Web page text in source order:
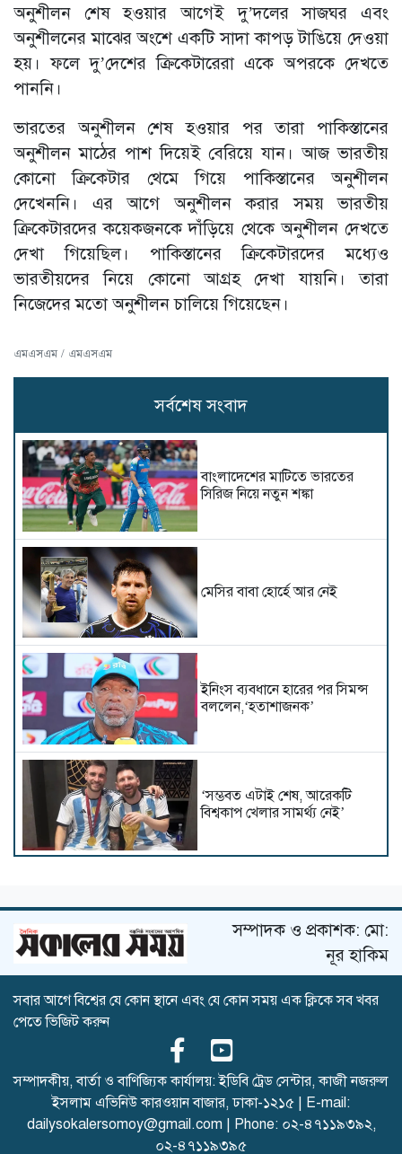
অনুশীলন শেষ হওয়ার আগেই দু’দলের সাজঘর এবং
অনুশীলনের মাঝের অংশে একটি সাদা কাপড় টাঙিয়ে দেওয়া
হয়। ফলে দু’দেশের ক্রিকেটারেরা একে অপরকে দেখতে
পাননি।
ভারতের অনুশীলন শেষ হওয়ার পর তারা পাকিস্তানের
অনুশীলন মাঠের পাশ দিয়েই বেরিয়ে যান। আজ ভারতীয়
কোনো ক্রিকেটার থেমে গিয়ে পাকিস্তানের অনুশীলন
দেখেননি। এর আগে অনুশীলন করার সময় ভারতীয়
ক্রিকেটারদের কয়েকজনকে দাঁড়িয়ে থেকে অনুশীলন দেখতে
দেখা গিয়েছিল। পাকিস্তানের ক্রিকেটারদের মধ্যেও
ভারতীয়দের নিয়ে কোনো আগ্রহ দেখা যায়নি। তারা
নিজেদের মতো অনুশীলন চালিয়ে গিয়েছেন।
এমএসএম / এমএসএম
সর্বশেষ সংবাদ
বাংলাদেশের মাটিতে ভারতের
সিরিজ নিয়ে নতুন শঙ্কা
মেসির বাবা হোর্হে আর নেই
ইনিংস ব্যবধানে হারের পর সিমন্স
বললেন,‘হতাশাজনক’
‘সম্ভবত এটাই শেষ, আরেকটি
বিশ্বকাপ খেলার সামর্থ্য নেই’
মদদপুষ্ট দুর্নীতির বরপুত্র প্রধান
নির্বাহী সুজন
মেসির রেকর্ড গোলের ম্যাচে বড়
পাকিস্তানের স্পিনে ধরাশায়ী ওয়েস্ট
ইন্ডিজ, হাতছাড়া ম্যাচের লাগাম
সম্পাদক ও প্রকাশক: মো:
নূর হাকিম
সবার আগে বিশ্বের যে কোন স্থানে এবং যে কোন সময় এক ক্লিকে সব খবর
পেতে ভিজিট করুন
সম্পাদকীয়, বার্তা ও বাণিজ্যিক কার্যালয়: ইডিবি ট্রেড সেন্টার, কাজী নজরুল
ইসলাম এভিনিউ কারওয়ান বাজার, ঢাকা-১২১৫ | E-mail:
dailysokalersomoy@gmail.com | Phone: ০২-৪৭১১৯৩৯২,
০২-৪৭১১৯৩৯৫